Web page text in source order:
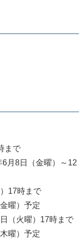
まで
月8日（金曜）～12
17時まで
曜）予定
（火曜）17時まで
曜）予定